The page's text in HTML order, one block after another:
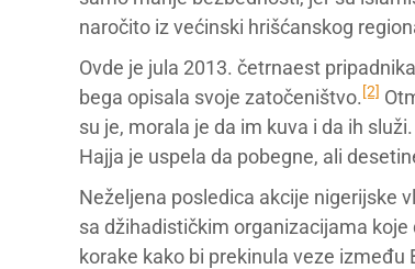
naročito iz većinski hrišćanskog
Ovde je jula 2013. četrnaest
bega opisala svoje zatočeništvo. [2]
su je, morala je da im kuva i da ih
Hajja je uspela da pobegne, ali
Neželjena posledica akcije nigerijske
sa džihadističkim organizacijama
korake kako bi prekinula veze između